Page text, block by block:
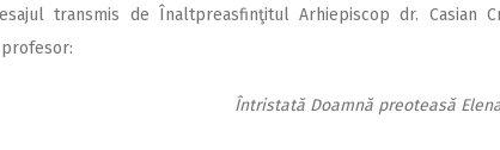
transmis de Înaltpreasfinţitul Arhiepiscop dr.
Întristată Doamnă preoteasă